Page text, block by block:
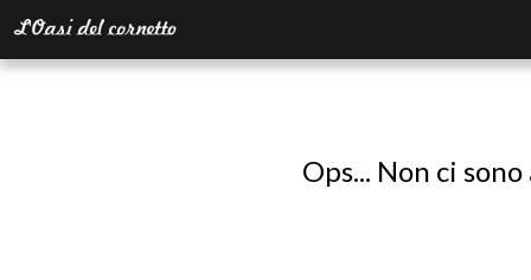
Ops... Non ci